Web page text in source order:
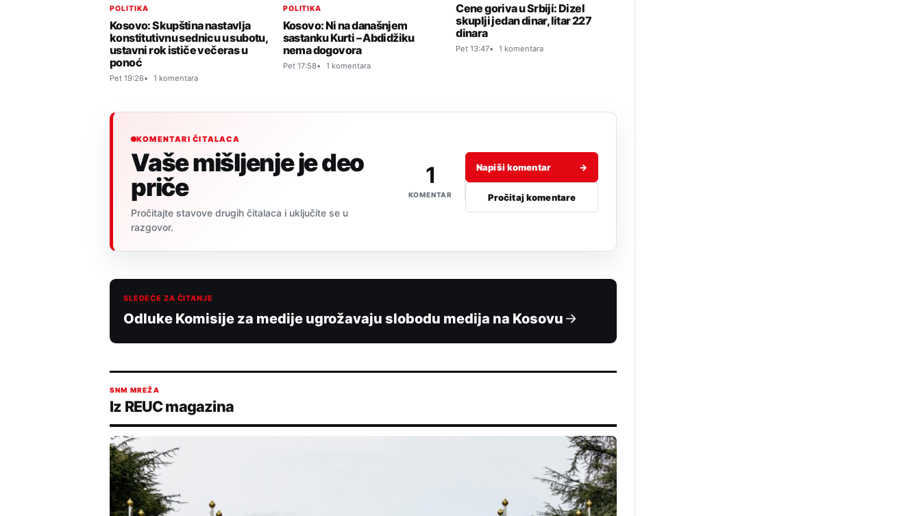
POLITIKA
Kosovo: Skupština nastavlja
konstitutivnu sednicu u subotu,
ustavni rok ističe večeras u
ponoć
Pet 19:26 1 komentara
POLITIKA
Kosovo: Ni na današnjem
sastanku Kurti – Abdidžiku
nema dogovora
Pet 17:58 1 komentara
Cene goriva u Srbiji: Dizel
skuplji jedan dinar, litar 227
dinara
Pet 13:47 1 komentara
KOMENTARI ČITALACA
Vaše mišljenje je deo
priče
Pročitajte stavove drugih čitalaca i uključite se u
razgovor.
1
KOMENTAR
Napiši komentar →
Pročitaj komentare
SLEDEĆE ZA ČITANJE
Odluke Komisije za medije ugrožavaju slobodu medija na Kosovu
SNM MREŽA
Iz REUC magazina